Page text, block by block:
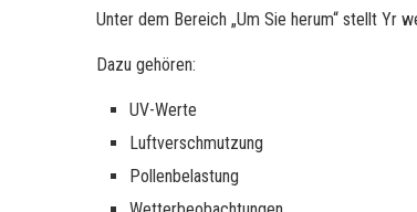
Unter dem Bereich „Um Sie herum“ stellt Yr
Dazu gehören:
UV-Werte
Luftverschmutzung
Pollenbelastung